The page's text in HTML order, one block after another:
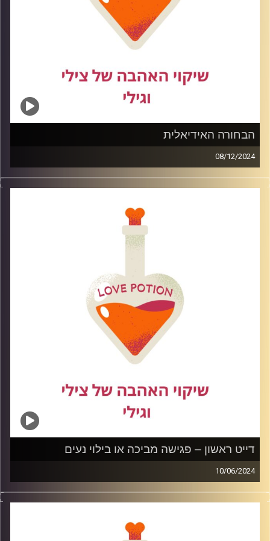
הבחורה האידיאלית
08/12/2024
היא יפה חכמה מצחיקה נבונה אבל מה קורה כאשר אנו נותנות
לחוסר ביטחון להאפיל על התכונות הטובות שיש בנו, ואיך הן
בפרק זה נדבר מהי הבחורה האידאלית מנקודת מבט גברית
ונשית כאחד ומה נעשה כדי לשקף את התכונות שיש בכל
בחורה בשלבי ההיכרויות הראשונים.
דייט ראשון – פגישה מביכה או בילוי נעים
10/06/2024
מי מאיתנו לא מפחד מדייט ראשון? זה יכול להיות מביך, מפחיד
ואפילו מאיים. בפרק זה נדבר על איך להתנהל נכון בדייט
הראשון כדי שניצור לעצמנו חוויה נעימה וחיובית. ונזכור תמיד
דייט ראשון זה רק פגישה ראשונית, הכל פתוח והכל יכול